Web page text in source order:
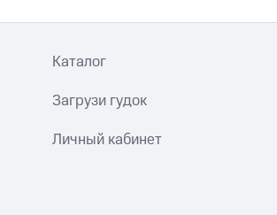
Каталог
Загрузи гудок
Личный кабинет